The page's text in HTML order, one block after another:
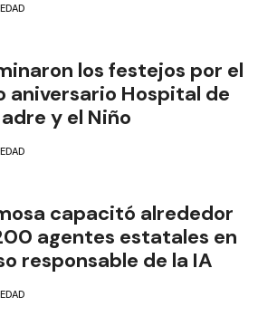
los festejos por el
aniversario Hospital de
y el Niño
capacitó alrededor
agentes estatales en
responsable de la IA